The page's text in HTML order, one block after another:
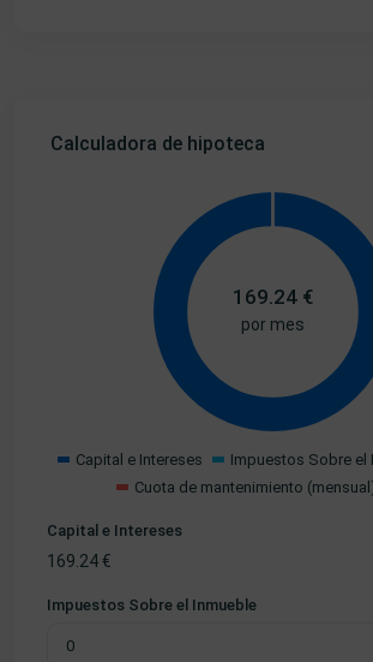
Calculadora de hipoteca
169.24 €
por mes
Capital e Intereses
Impuestos Sobre el
Cuota de mantenimiento
Capital e Intereses
169.24€
Impuestos Sobre el Inmueble